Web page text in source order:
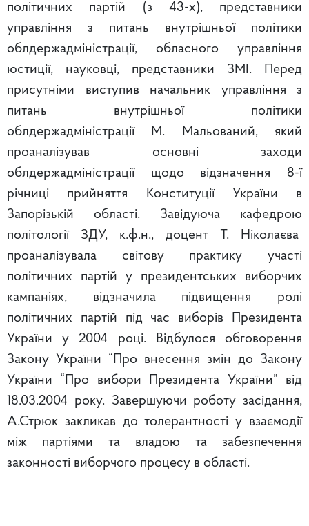
політичних партій (з 43-х), представники
управління з питань внутрішньої політики
облдержадміністрації, обласного управління
юстиції, науковці, представники ЗМІ. Перед
присутніми виступив начальник управління з
питань внутрішньої політики
облдержадміністрації М. Мальований, який
проаналізував основні заходи
облдержадміністрації щодо відзначення 8-ї
річниці прийняття Конституції України в
Запорізькій області. Завідуюча кафедрою
політології ЗДУ, к.ф.н., доцент Т. Ніколаєва
проаналізувала світову практику участі
політичних партій у президентських виборчих
кампаніях, відзначила підвищення ролі
політичних партій під час виборів Президента
України у 2004 році. Відбулося обговорення
Закону України “Про внесення змін до Закону
України “Про вибори Президента України” від
18.03.2004 року. Завершуючи роботу засідання,
А.Стрюк закликав до толерантності у взаємодії
між партіями та владою та забезпечення
законності виборчого процесу в області.